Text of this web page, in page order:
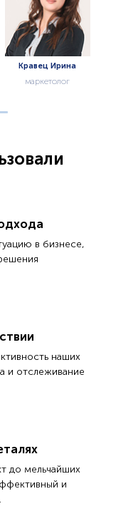
Кравец Ирина
маркетолог
в бизнесе,
наших
и отслеживание
до мельчайших
и